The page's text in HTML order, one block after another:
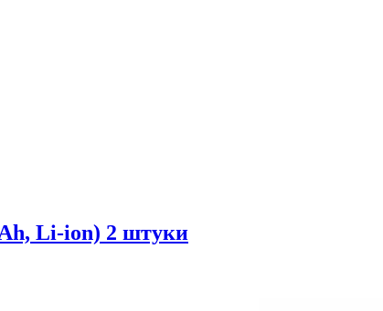
Li-ion) 2 штуки